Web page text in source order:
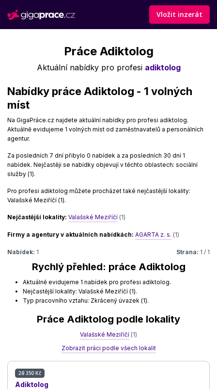
Vložit inzerát
Práce Adiktolog
Aktuální nabídky pro profesi adiktolog
Nabídky práce Adiktolog - 1 volných
míst
Na GigaPráce.cz najdete aktuální nabídky pro profesi adiktolog.
Aktuálně evidujeme 1 volných míst od zaměstnavatelů a personálních
agentur.
Za posledních 7 dní přibylo 0 nabídek a za posledních 30 dní 1
nabídek. Nejčastěji se nabídky objevují v těchto oblastech: sociální
služby (1).
Pro profesi adiktolog můžete procházet také nejčastější lokality:
Valašské Meziříčí (1).
Nejčastější lokality: Valašské Meziříčí (1)
Firmy a agentury v aktuálních nabídkách: AGARTA z. s. (1)
Nabídek: 1 Strana: 1 / 1
Rychlý přehled: práce Adiktolog
Aktuálně evidujeme 1 nabídek pro profesi adiktolog.
Nejčastější lokality: Valašské Meziříčí (1).
Typ pracovního vztahu: Zkrácený úvazek (1).
Práce Adiktolog podle lokality
Valašské Meziříčí (1)
Zobrazit práci podle všech lokalit
28 350 Kč
Adiktolog